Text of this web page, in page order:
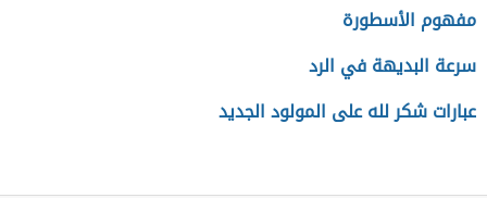
مفهوم الأسطورة
سرعة البديهة في الرد
عبارات شكر لله على المولود الجديد